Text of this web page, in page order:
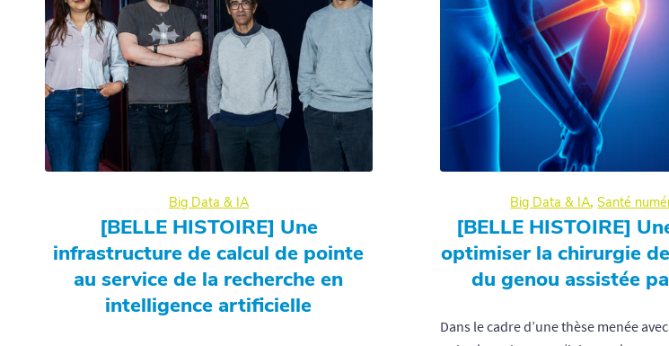
Big Data & IA
[BELLE HISTOIRE] Une
infrastructure de calcul de pointe
au service de la recherche en
intelligence artificielle
Big Data & IA,Santé
[BELLE HISTOIRE]
optimiser la chirurgie
du genou assistée
Dans le cadre d’une thèse menée